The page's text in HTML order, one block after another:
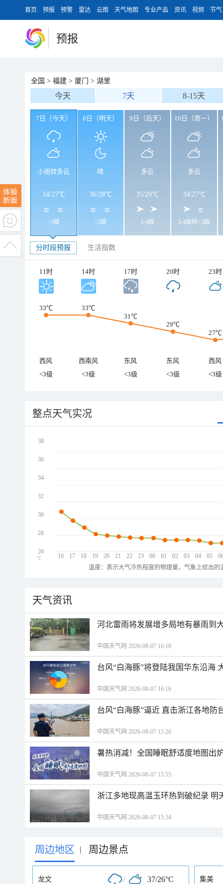
首页 预报 预警 雷达 云图 天气地图 专业产品 资讯 视频 节气
预报
全国 > 福建 > 厦门 > 湖里
今天 7天 8-15天
7日（今天）
小雨转多云
34/27℃
<3级
8日（明天）
晴
36/28℃
<3级
9日（后天）
多云
35/29℃
3-4级
10日（周一）
多云
34/27℃
3-4级转<3级
分时段预报 生活指数
11时 14时 17时 20时 23时
33℃
33℃
31℃
29℃
27℃
西风 西南风 东风 东风
西风
<3级
<3级 <3级 <3级 <3级
整点天气实况
16 17 18 19 20 21 22 23 00 01 02 03 04 05
38
36
34
32
30
28
26
℃
温度：表示大气冷热程度的物理量，气象上给出
天气资讯
河北雷雨将发展增多局地有暴雨到
中国天气网 2026-08-07 16:10
台风“白海豚”将登陆我国华东沿海
中国天气网 2026-08-07 16:16
台风“白海豚”逼近 直击浙江各地防
中国天气网 2026-08-07 15:26
暑热消减！全国睡眠舒适度地图出
中国天气网 2026-08-07 15:55
浙江多地现高温玉环热到破纪录 明
中国天气网 2026-08-07 15:34
周边地区 | 周边景点
龙文 / 37/26°C 集美